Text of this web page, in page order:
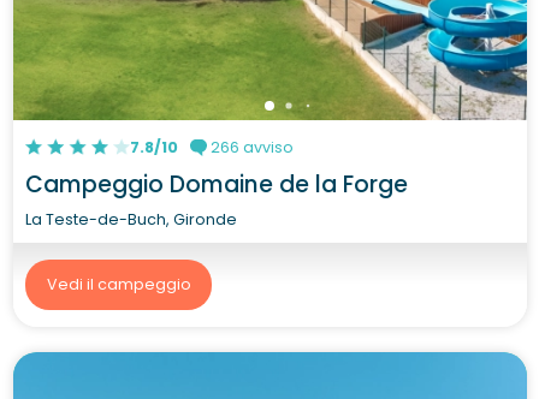
7.8/10 266 avviso
Campeggio Domaine de la Forge
La Teste-de-Buch, Gironde
Vedi il campeggio